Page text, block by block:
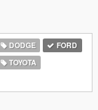
DODGE
FORD
TOYOTA